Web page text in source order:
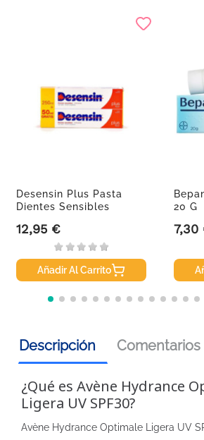
Desensin Plus Pasta
Dientes Sensibles
Precio
12,95 €
Añadir Al Carrito
20 G
7,30
Descripción Comentarios
¿Qué es Avène Hydrance
Ligera UV SPF30?
Avène Hydrance Optimale Ligera UV